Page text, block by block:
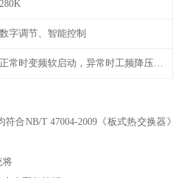
280K
数字调节、智能控制
正常时变频软启动，异常时工频降压或全压启动
合NB/T 47004-2009《板式热交换器》
将